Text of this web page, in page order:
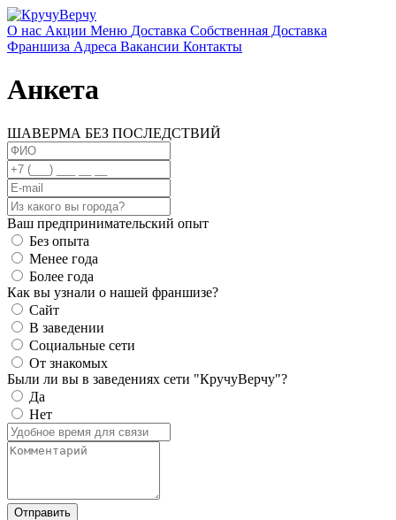
О нас Акции Меню Доставка Собственная Доставка
Франшиза Адреса Вакансии Контакты
Анкета
ШАВЕРМА БЕЗ ПОСЛЕДСТВИЙ
Ваш предпринимательский опыт
Без опыта
Менее года
Более года
Как вы узнали о нашей франшизе?
Сайт
В заведении
Социальные сети
От знакомых
Были ли вы в заведениях сети "КручуВерчу"?
Да
Нет
Отправить